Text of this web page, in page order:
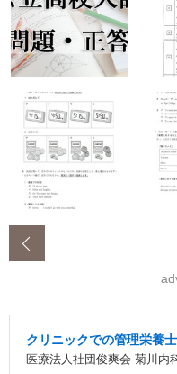
クリニックでの管理栄養
医療法人社団俊爽会 菊川内